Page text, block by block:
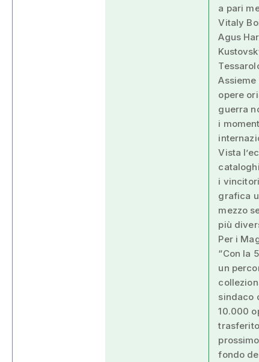
a pari
Vitaly
Agus
opere
guerra
i
Vista
i
grafica
mezzo
più
Per i
“Con la
un
sindaco
10.000
fondo